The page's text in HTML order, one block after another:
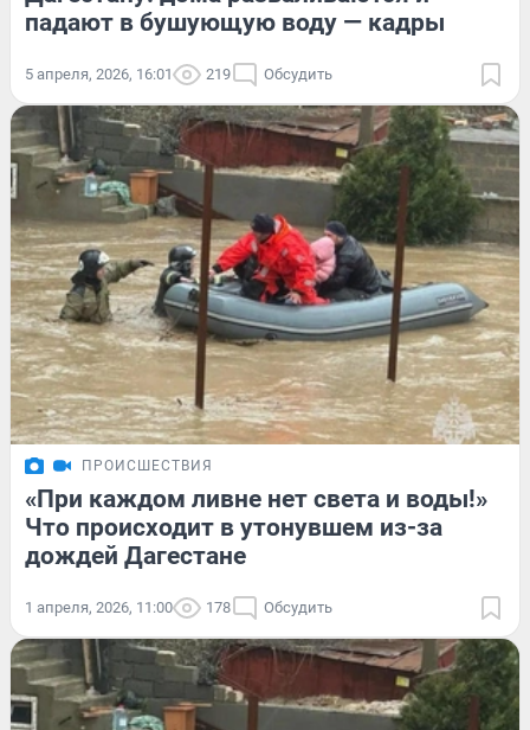
падают в бушующую воду — кадры
5 апреля, 2026, 16:01 219 Обсудить
ПРОИСШЕСТВИЯ
«При каждом ливне нет света и воды!»
Что происходит в утонувшем из-за
дождей Дагестане
1 апреля, 2026, 11:00 178 Обсудить